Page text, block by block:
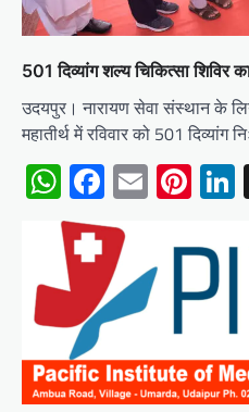
501 दिव्यांग शल्य चिकित्सा शिविर
उदयपुर। नारायण सेवा संस्थान के
महातीर्थ में रविवार को 501 दिव्यांग
WhatsApp
Facebook
Email